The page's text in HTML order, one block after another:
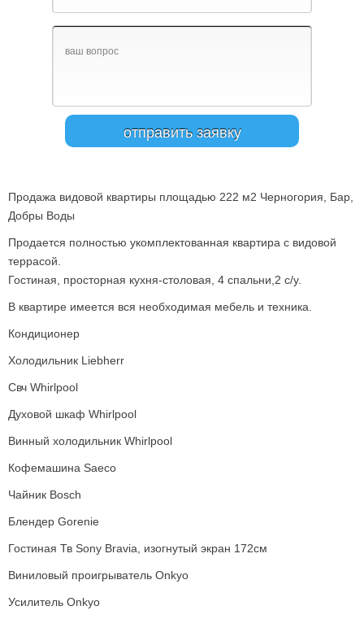
Продажа видовой квартиры площадью 222 м2 Черногория, Бар,
Добры Воды
Продается полностью укомплектованная квартира с видовой
террасой.
Гостиная, просторная кухня-столовая, 4 спальни,2 с/у.
В квартире имеется вся необходимая мебель и техника.
Кондиционер
Холодильник Liebherr
Свч Whirlpool
Духовой шкаф Whirlpool
Винный холодильник Whirlpool
Кофемашина Saeco
Чайник Bosch
Блендер Gorenie
Гостиная Тв Sony Bravia, изогнутый экран 172см
Виниловый проигрыватель Onkyo
Усилитель Onkyo